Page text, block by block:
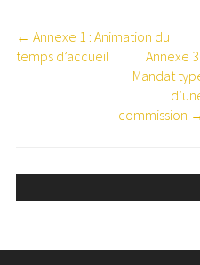
NAVIGATION
DE
← Annexe 1 : Animation du
temps d’accueil
Annexe
Mandat
commission